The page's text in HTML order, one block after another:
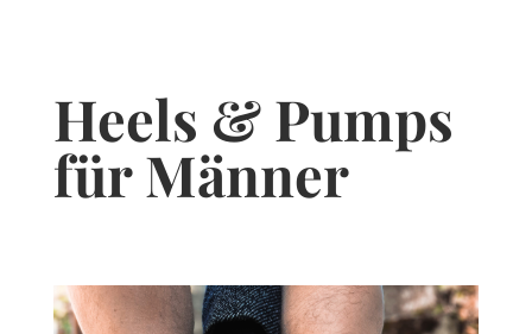
Heels & Pumps
für Männer